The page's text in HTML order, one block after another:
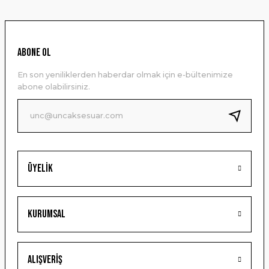
Ürün resmi kalitesiz, bozuk veya görüntülenemiyor.
Ürün bilgilerinde hatalar bulunuyor.
Ürün fiyatı diğer sitelerden daha pahalı.
Bu ürüne benzer farklı alternatifler olmalı.
Üyelik
Kurumsal
Alışveriş
ABONE OL
En son yeniliklerden haberdar olmak için e-bültenimize
abone olabilirsiniz.